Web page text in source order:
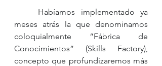
meses atrás la que denominamos
coloquialmente “Fábrica de
Conocimientos” (Skills Factory),
concepto que profundizaremos más